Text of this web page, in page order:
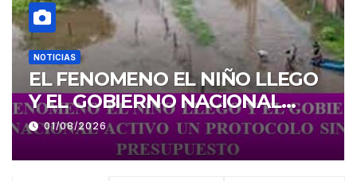
NOTICIAS
ACLARARON QUE EL
GOBIERNO NACIONAL NO
OFICIALIZÓ NINGUNA
REFORMA A LOS CAMBIOS
SOBRE LA RTO
31/07/2026